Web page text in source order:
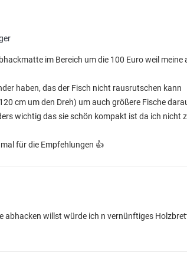
im Bereich um die 100 Euro weil
haben, das der Fisch nicht rausrutschen kann
cm um den Dreh) um auch größere Fische
wichtig das sie schön kompakt ist da ich nicht
für die Empfehlungen 👍
abhacken willst würde ich n vernünftiges